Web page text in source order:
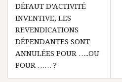
DÉFAUT D’ACTIVITÉ
INVENTIVE, LES
REVENDICATIONS
DÉPENDANTES SONT
ANNULÉES POUR …..OU
POUR …… ?